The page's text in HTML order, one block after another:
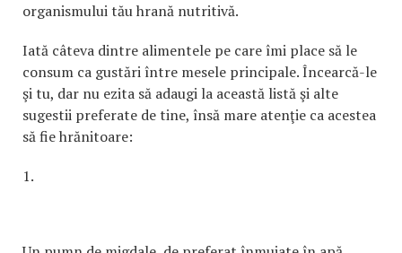
organismului tău hrană nutritivă.
Iată câteva dintre alimentele pe care îmi place să le
consum ca gustări între mesele principale. Încearcă-le
şi tu, dar nu ezita să adaugi la această listă şi alte
sugestii preferate de tine, însă mare atenţie ca acestea
să fie hrănitoare:
1.